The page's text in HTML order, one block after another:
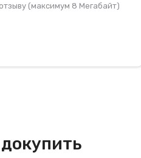
(максимум 8 Мегабайт)